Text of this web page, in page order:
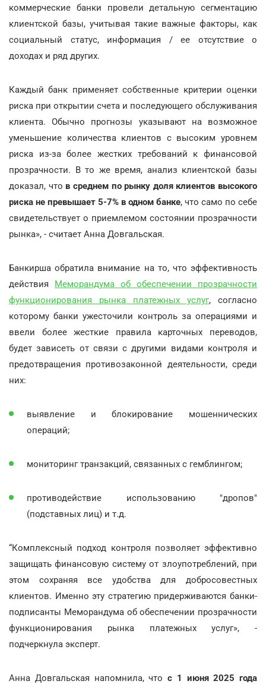
коммерческие банки провели детальную сегментацию
клиентской базы, учитывая такие важные факторы, как
социальный статус, информация / ее отсутствие о
доходах и ряд других.
Каждый банк применяет собственные критерии оценки
риска при открытии счета и последующего обслуживания
клиента. Обычно прогнозы указывают на возможное
уменьшение количества клиентов с высоким уровнем
риска из-за более жестких требований к финансовой
прозрачности. В то же время, анализ клиентской базы
доказал, что в среднем по рынку доля клиентов высокого
риска не превышает 5-7% в одном банке, что само по себе
свидетельствует о приемлемом состоянии прозрачности
рынка», - считает Анна Довгальская.
Банкирша обратила внимание на то, что эффективность
действия Меморандума об обеспечении прозрачности
функционирования рынка платежных услуг, согласно
которому банки ужесточили контроль за операциями и
ввели более жесткие правила карточных переводов,
будет зависеть от связи с другими видами контроля и
предотвращения противозаконной деятельности, среди
них:
выявление и блокирование мошеннических
операций;
мониторинг транзакций, связанных с гемблингом;
противодействие использованию "дропов"
(подставных лиц) и т.д.
“Комплексный подход контроля позволяет эффективно
защищать финансовую систему от злоупотреблений, при
этом сохраняя все удобства для добросовестных
клиентов. Именно эту стратегию придерживаются банки-
подписанты Меморандума об обеспечении прозрачности
функционирования рынка платежных услуг», -
подчеркнула эксперт.
Анна Довгальская напомнила, что с 1 июня 2025 года